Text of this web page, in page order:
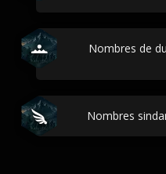
Nombres de
Nombres